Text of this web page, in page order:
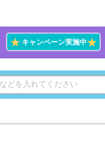
★キャンペーン実施中★